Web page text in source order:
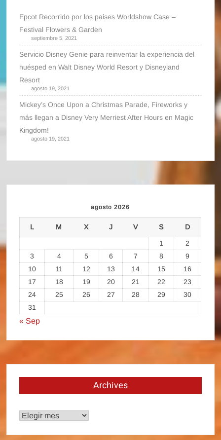
Epcot Recorrido por los paises Worldshow Case –
Festival Flowers & Garden
septiembre 5, 2021
Servicio Disney Genie para reinventar la experiencia del
huésped en Walt Disney World Resort y Disneyland
Resort
agosto 19, 2021
Mickey’s Once Upon a Christmas Parade, Fireworks y
más llegan a Disney Very Merriest After Hours en Magic
Kingdom!
agosto 19, 2021
agosto 2026
L M X J V S D
1
2
3
4 5 6 7 8
9
10
11 12 13 14 15
16
17
18 19 20 21 22
23
24
25 26 27 28 29
30
31
« Sep
Archives
Archives